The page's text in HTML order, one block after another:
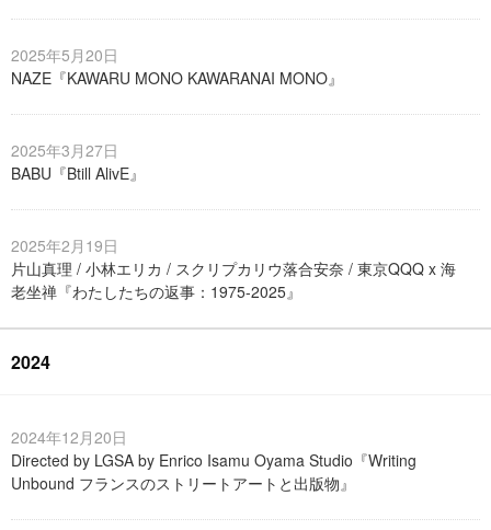
2025年5月20日
NAZE『KAWARU MONO KAWARANAI MONO』
2025年3月27日
BABU『Btill AlivE』
2025年2月19日
片山真理 / 小林エリカ / スクリプカリウ落合安奈 / 東京QQQ x 海
老坐禅『わたしたちの返事：1975-2025』
2024
2024年12月20日
Directed by LGSA by Enrico Isamu Oyama Studio『Writing
Unbound フランスのストリートアートと出版物』